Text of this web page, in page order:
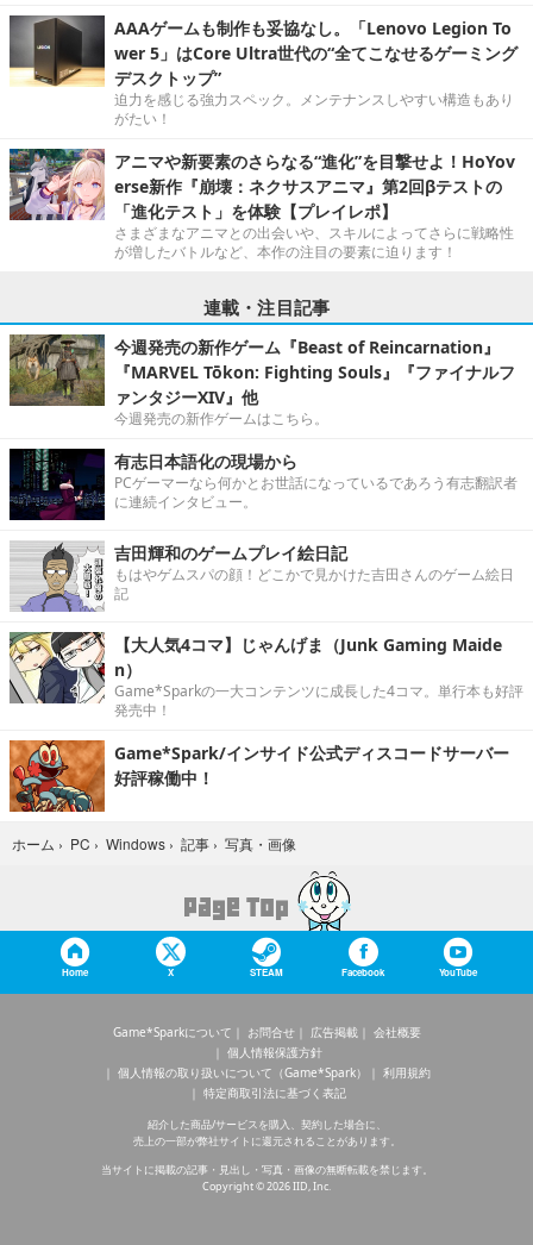
AAAゲームも制作も妥協なし。「Lenovo Legion To
wer 5」はCore Ultra世代の“全てこなせるゲーミング
デスクトップ”
迫力を感じる強力スペック。メンテナンスしやすい構造もあり
がたい！
アニマや新要素のさらなる“進化”を目撃せよ！HoYov
erse新作『崩壊：ネクサスアニマ』第2回βテストの
「進化テスト」を体験【プレイレポ】
さまざまなアニマとの出会いや、スキルによってさらに戦略性
が増したバトルなど、本作の注目の要素に迫ります！
連載・注目記事
今週発売の新作ゲーム『Beast of Reincarnation』
『MARVEL Tōkon: Fighting Souls』『ファイナルフ
ァンタジーXIV』他
今週発売の新作ゲームはこちら。
有志日本語化の現場から
PCゲーマーなら何かとお世話になっているであろう有志翻訳者
に連続インタビュー。
吉田輝和のゲームプレイ絵日記
もはやゲムスパの顔！どこかで見かけた吉田さんのゲーム絵日
記
【大人気4コマ】じゃんげま（Junk Gaming Maide
n）
Game*Sparkの一大コンテンツに成長した4コマ。単行本も好評
発売中！
Game*Spark/インサイド公式ディスコードサーバー
好評稼働中！
ホーム › PC › Windows › 記事 › 写真・画像
Home X STEAM Facebook YouTube
Game*Sparkについて お問合せ 広告掲載
会社概要
個人情報保護方針
個人情報の取り扱いについて（Game*Spark）
利用規約
特定商取引法に基づく表記
紹介した商品/サービスを購入、契約した場合に、
売上の一部が弊社サイトに還元されることがあります。
当サイトに掲載の記事・見出し・写真・画像の無断転載を禁じます。
Copyright © 2026 IID, Inc.